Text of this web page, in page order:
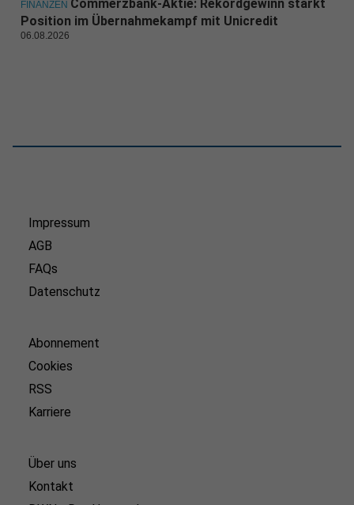
FINANZEN Commerzbank-Aktie: Rekordgewinn stärkt
Position im Übernahmekampf mit Unicredit
06.08.2026
Impressum
AGB
FAQs
Datenschutz
Abonnement
Cookies
RSS
Karriere
Über uns
Kontakt